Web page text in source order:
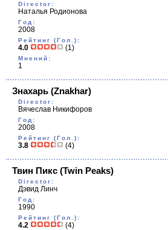
Director:
Наталья Родионова
Год:
2008
Рейтинг (Гол.):
4.0 (1)
Мнений:
1
Знахарь (Znakhar)
Director:
Вячеслав Никифоров
Год:
2008
Рейтинг (Гол.):
3.8 (4)
Твин Пикс (Twin Peaks)
Director:
Дэвид Линч
Год:
1990
Рейтинг (Гол.):
4.2 (4)